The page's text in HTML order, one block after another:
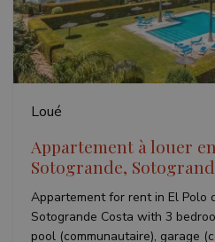
Loué
Appartement à louer
Sotogrande,
Appartement for rent in El Polo
Sotogrande Costa with 3
pool (communautaire), garage